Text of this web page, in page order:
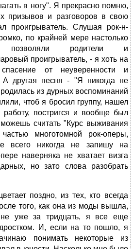
в ногу". Я прекрасно помню,
призывов и разговоров в свою
проигрыватель. Слушая рок-н-
по крайней мере настолько
родители и
проигрыватель, - я хоть на
от неуверенности и
А другая песня - "Я никогда не
родилась из дурных воспоминаний
чтоб я бросил группу, нашел
постригся и вообще был
считать "Курс выживания
многотомной рок-оперы,
всего никогда не запишу на
наверняка не хватает визга
но зато слова разобрать
поздно, из тех, кто всегда
того, как она из моды вышла,
уже за тридцать, я все еще
И, если на то пошло, я
понимать некоторые из